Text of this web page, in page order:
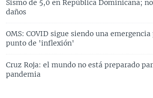
Sismo de 5,0 en República Dominicana;
daños
OMS: COVID sigue siendo una emergencia
punto de 'inflexión'
Cruz Roja: el mundo no está preparado
pandemia